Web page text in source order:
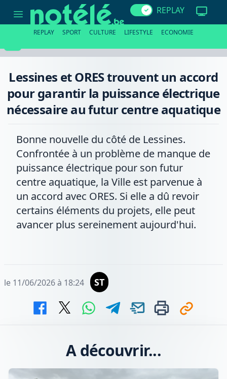
ORES
pour
puissance
nécessaire
futur
REPLAY
REPLAY SPORT CULTURE LIFESTYLE ECONOMIE
Lessines et ORES trouvent un accord
pour garantir la puissance électrique
nécessaire au futur centre aquatique
Bonne nouvelle du côté de Lessines.
Confrontée à un problème de manque de
puissance électrique pour son futur
centre aquatique, la Ville est parvenue à
un accord avec ORES. Si elle a dû revoir
certains éléments du projets, elle peut
avancer plus sereinement aujourd'hui.
le 11/06/2026 à 18:24 ST
A découvrir...